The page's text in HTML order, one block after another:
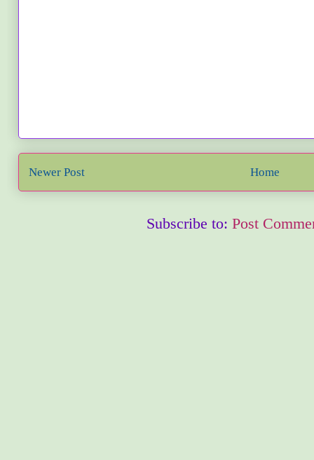
Newer Post Home
Subscribe to: Post